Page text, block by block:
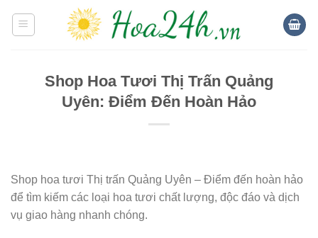
Shop Hoa Tươi Thị Trấn Quảng
Uyên: Điểm Đến Hoàn Hảo
Shop hoa tươi Thị trấn Quảng Uyên – Điểm đến hoàn hảo
để tìm kiếm các loại hoa tươi chất lượng, độc đáo và dịch
vụ giao hàng nhanh chóng.